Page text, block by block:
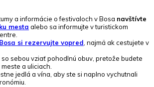
a informácie o festivaloch v Bosa navštívte
mesta alebo sa informujte v turistickom
si rezervujte vopred, najmä ak cestujete v
sebou vziať pohodlnú obuv, pretože budete
a uliciach.
jedlá a vína, aby ste si naplno vychutnali